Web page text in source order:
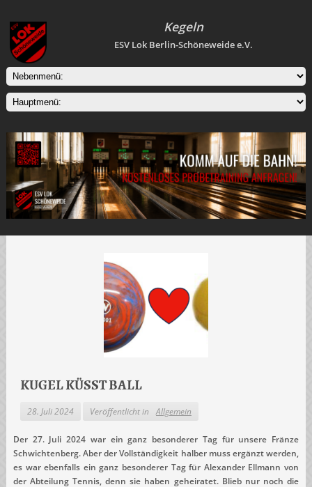
Kegeln
ESV Lok Berlin-Schöneweide e.V.
KUGEL KÜSST BALL
28. Juli 2024 Veröffentlicht in Allgemein
Der 27. Juli 2024 war ein ganz besonderer Tag für unsere Fränze
Schwichtenberg. Aber der Vollständigkeit halber muss ergänzt werden,
es war ebenfalls ein ganz besonderer Tag für Alexander Ellmann von
der Abteilung Tennis, denn sie haben geheiratet. Blieb nur noch die